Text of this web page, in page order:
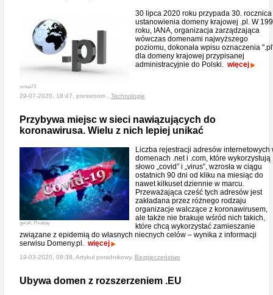
virtua73
30 lipca 2020 roku przypada 30. rocznica
ustanowienia domeny krajowej .pl. W
roku, IANA, organizacja zarządzająca
wówczas domenami najwyższego
poziomu, dokonała wpisu oznaczenia
dla domeny krajowej przypisanej
administracyjnie do Polski. więcej
29-07-2020, 18:47, pressroom , Technologie
Przybywa miejsc w sieci nawiązujących do
koronawirusa. Wielu z nich lepiej unikać
geralt, Pixabay
Liczba rejestracji adresów internetowych
domenach .net i .com, które wykorzystują
słowo „covid” i „virus”, wzrosła w ciągu
ostatnich 90 dni od kliku na miesiąc do
nawet kilkuset dziennie w marcu.
Przeważająca cześć tych adresów jest
zakładana przez różnego rodzaju
organizacje walczące z koronawirusem,
ale także nie brakuje wśród nich takich,
które chcą wykorzystać zamieszanie
związane z epidemią do własnych niecnych celów – wynika z informacji
serwisu Domeny.pl. więcej
19-03-2020, 09:38, Artykuł poradnikowy, Bezpieczeństwo
Ubywa domen z rozszerzeniem .EU